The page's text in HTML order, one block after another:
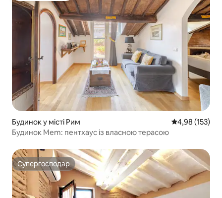
Будинок у місті Рим Середня
4,98 (153)
Будинок Mem: пентхаус із власною терасою
Супергосподар
Супергосподар